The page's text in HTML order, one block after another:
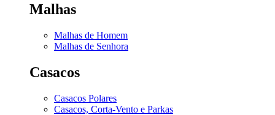
Malhas
Malhas de Homem
Malhas de Senhora
Casacos
Casacos Polares
Casacos, Corta-Vento e Parkas